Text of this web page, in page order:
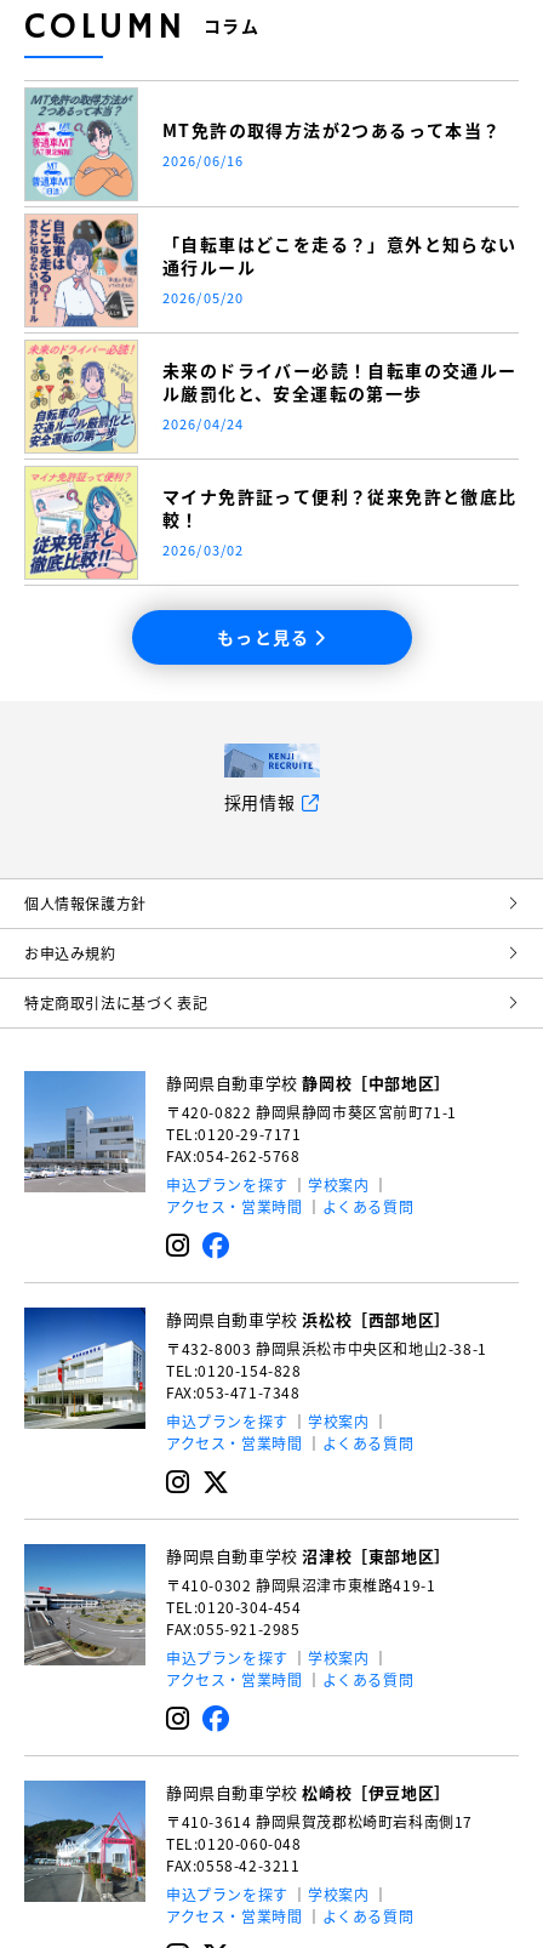
COLUMN コラム
MT免許の取得方法が2つあるって本当？
2026/06/16
「自転車はどこを走る？」意外と知らない
通行ルール
2026/05/20
未来のドライバー必読！自転車の交通ルー
ル厳罰化と、安全運転の第一歩
2026/04/24
マイナ免許証って便利？従来免許と徹底比
較！
2026/03/02
もっと見る
採用情報
個⼈情報保護⽅針
お申込み規約
特定商取引法に基づく表記
静岡県自動車学校静岡校［中部地区］
〒420-0822 静岡県静岡市葵区宮前町71-1
TEL:0120-29-7171
FAX:054-262-5768
申込プランを探す
学校案内
アクセス・営業時間
よくある質問
静岡県自動車学校浜松校［西部地区］
〒432-8003 静岡県浜松市中央区和地山2-38-1
TEL:0120-154-828
FAX:053-471-7348
申込プランを探す
学校案内
アクセス・営業時間
よくある質問
静岡県自動車学校沼津校［東部地区］
〒410-0302 静岡県沼津市東椎路419-1
TEL:0120-304-454
FAX:055-921-2985
申込プランを探す
学校案内
アクセス・営業時間
よくある質問
静岡県自動車学校松崎校［伊豆地区］
〒410-3614 静岡県賀茂郡松崎町岩科南側17
TEL:0120-060-048
FAX:0558-42-3211
申込プランを探す
学校案内
アクセス・営業時間
よくある質問